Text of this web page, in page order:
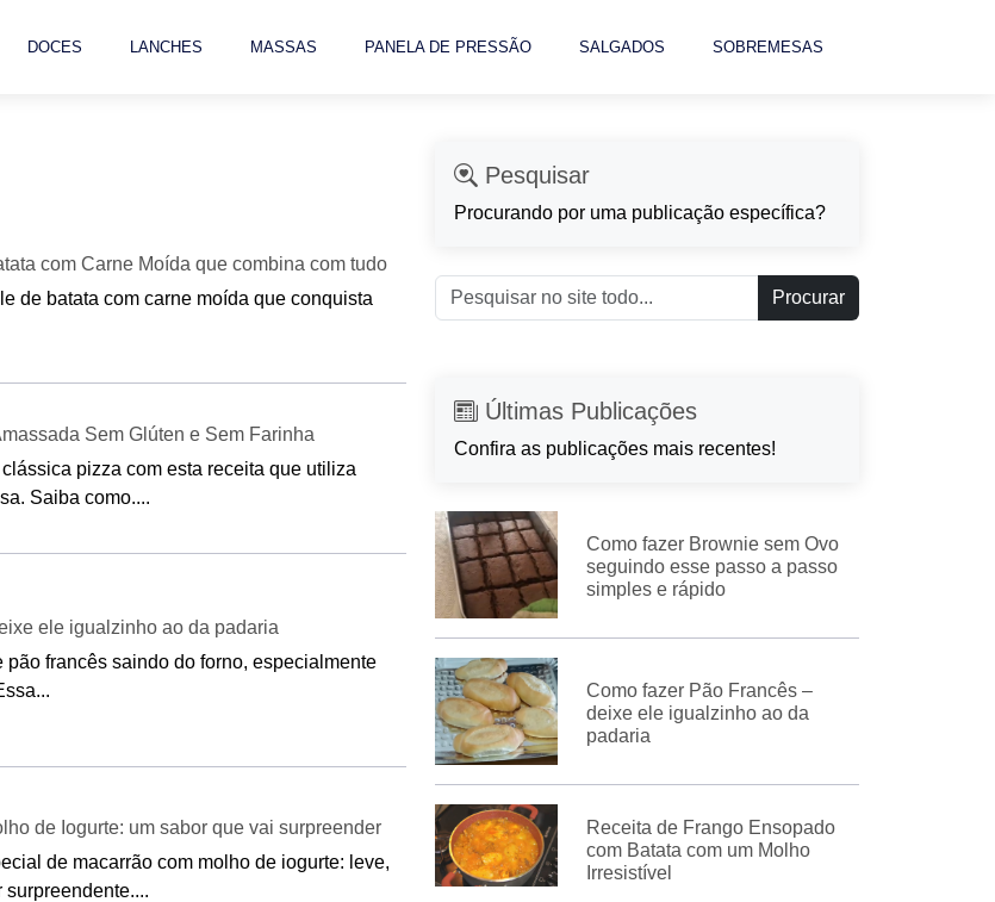
DOCES LANCHES MASSAS PANELA DE PRESSÃO SALGADOS SOBREMESAS
com Carne Moída que combina com tudo
de batata com carne moída que conquista
Sem Glúten e Sem Farinha
pizza com esta receita que utiliza
Saiba como....
ele igualzinho ao da padaria
pão francês saindo do forno, especialmente
de Iogurte: um sabor que vai surpreender
de macarrão com molho de iogurte: leve,
Pesquisar
Procurando por uma publicação específica?
Procurar
Últimas Publicações
Confira as publicações mais recentes!
Como fazer Brownie sem Ovo
seguindo esse passo a passo
simples e rápido
Como fazer Pão Francês –
deixe ele igualzinho ao da
padaria
Receita de Frango Ensopado
com Batata com um Molho
Irresistível